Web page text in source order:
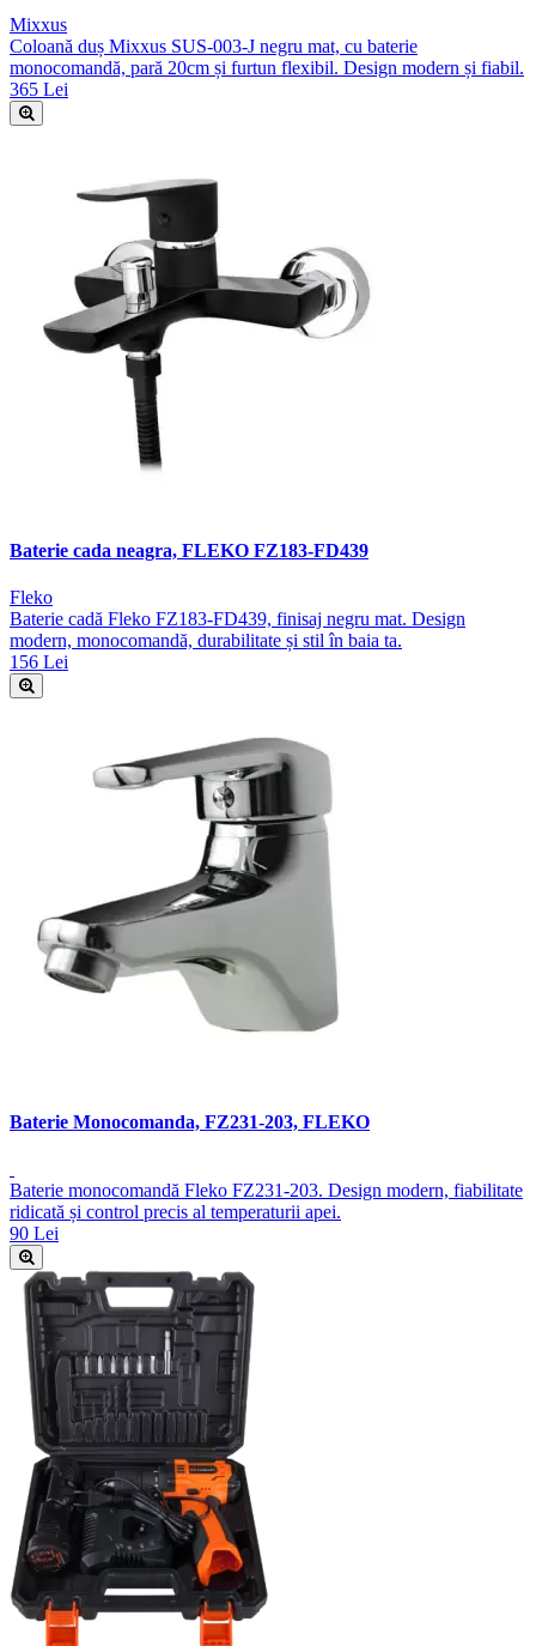
Mixxus
Coloană duș Mixxus SUS-003-J negru mat, cu baterie
monocomandă, pară 20cm și furtun flexibil. Design modern și fiabil.
365 Lei
Baterie cada neagra, FLEKO FZ183-FD439
Fleko
Baterie cadă Fleko FZ183-FD439, finisaj negru mat. Design
modern, monocomandă, durabilitate și stil în baia ta.
156 Lei
Baterie Monocomanda, FZ231-203, FLEKO
Baterie monocomandă Fleko FZ231-203. Design modern, fiabilitate
ridicată și control precis al temperaturii apei.
90 Lei